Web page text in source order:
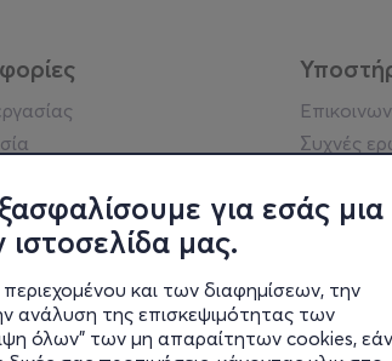
για εσάς μια
μας.
και των διαφημίσεων, την
ανάλυση της επισκεψιμότητας των
όλων" των μη απαραίτητων cookies,
απορρήτου
στοιχεία
Συχνές
Υπηρεσίες
Σύνδεση